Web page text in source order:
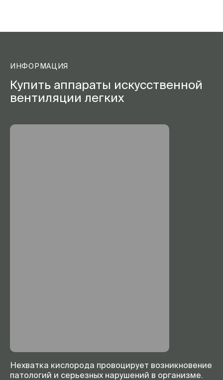
ИНФОРМАЦИЯ
Купить аппараты искусственной
вентиляции легких
Нехватка кислорода провоцирует возникновение
патологий и серьезных нарушений в организме.